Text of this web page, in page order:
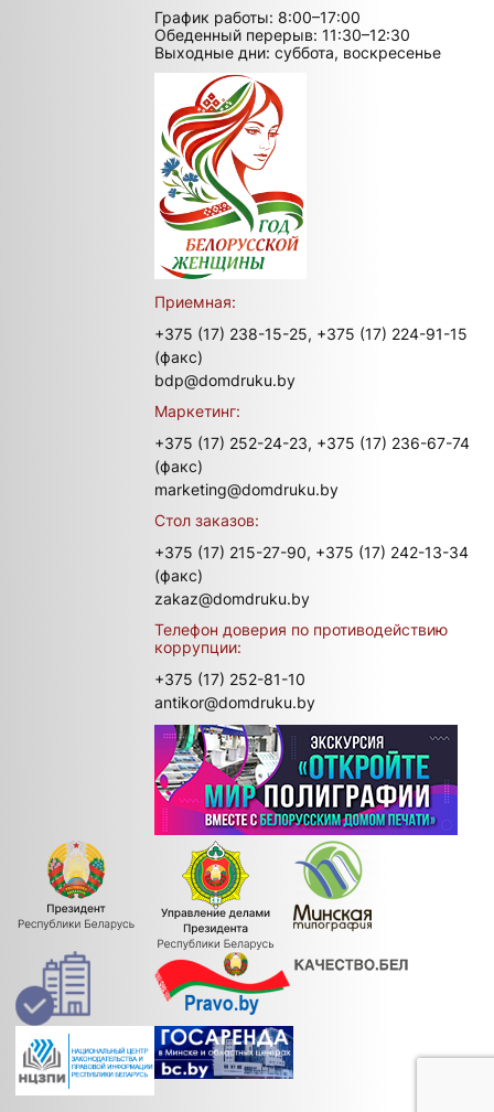
График работы: 8:00–17:00
Обеденный перерыв: 11:30–12:30
Выходные дни: суббота, воскресенье
Приемная:
+375 (17) 238-15-25, +375 (17) 224-91-15
(факс)
bdp@domdruku.by
Маркетинг:
+375 (17) 252-24-23, +375 (17) 236-67-74
(факс)
marketing@domdruku.by
Стол заказов:
+375 (17) 215-27-90, +375 (17) 242-13-34
(факс)
zakaz@domdruku.by
Телефон доверия по противодействию
коррупции:
+375 (17) 252-81-10
antikor@domdruku.by